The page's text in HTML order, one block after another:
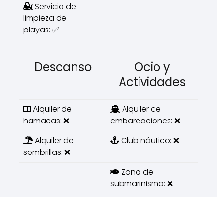
Servicio de
limpieza de
playas: ✅
Descanso
Ocio y
Actividades
Alquiler de
hamacas: ❌
Alquiler de
embarcaciones: ❌
Alquiler de
sombrillas: ❌
Club náutico: ❌
Zona de
submarinismo: ❌